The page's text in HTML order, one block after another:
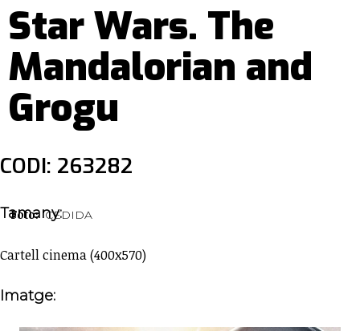
Star Wars. The
Mandalorian and
Grogu
CODI: 263282
Foto: CEDIDA
Tamany:
Cartell cinema (400x570)
Imatge: